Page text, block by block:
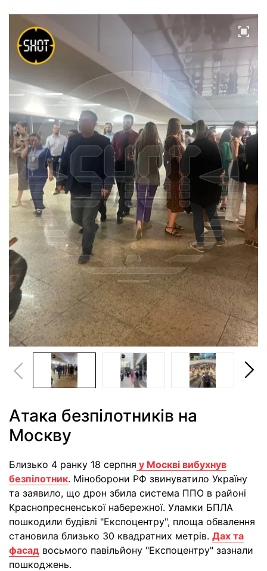
Атака безпілотників на
Москву
Близько 4 ранку 18 серпня у Москві вибухнув
безпілотник. Міноборони РФ звинуватило Україну
та заявило, що дрон збила система ППО в районі
Краснопресненської набережної. Уламки БПЛА
пошкодили будівлі "Експоцентру", площа обвалення
становила близько 30 квадратних метрів. Дах та
фасад восьмого павільйону "Експоцентру" зазнали
пошкоджень.